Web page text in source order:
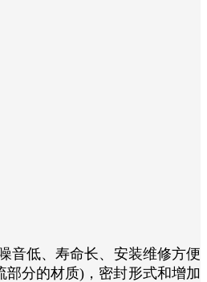
音低、寿命长、安装维修方便
分的材质)，密封形式和增加